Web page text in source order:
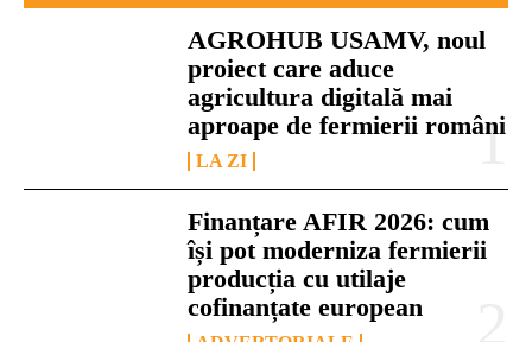
AGROHUB USAMV, noul
proiect care aduce
agricultura digitală mai
aproape de fermierii români
LA ZI
Finanțare AFIR 2026: cum
își pot moderniza fermierii
producția cu utilaje
cofinanțate european